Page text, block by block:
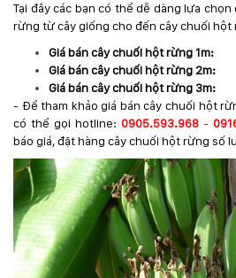
Tại đây các bạn có thể dễ dàng lựa
rừng từ cây giống cho đến cây chuối
Giá bán cây chuối hột rừng 1m:
Giá bán cây chuối hột rừng 2m:
Giá bán cây chuối hột rừng 3m:
- Để tham khảo giá bán cây chuối hột
có thể gọi hotline: 0905.593.968 -
báo giá, đặt hàng cây chuối hột rừng số